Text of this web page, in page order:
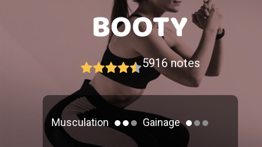
5916 notes
Musculation Gainage